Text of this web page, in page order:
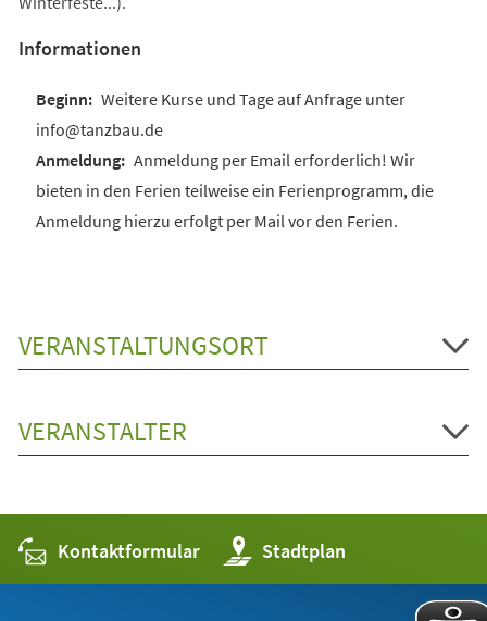
Informationen
Weitere Kurse und Tage auf Anfrage unter
info@tanzbau.de
Anmeldung per Email erforderlich! Wir
bieten in den Ferien teilweise ein Ferienprogramm, die
Anmeldung hierzu erfolgt per Mail vor den Ferien.
VERANSTALTUNGSORT
VERANSTALTER
Kontaktformular Stadtplan
(Öffnet
in
einem